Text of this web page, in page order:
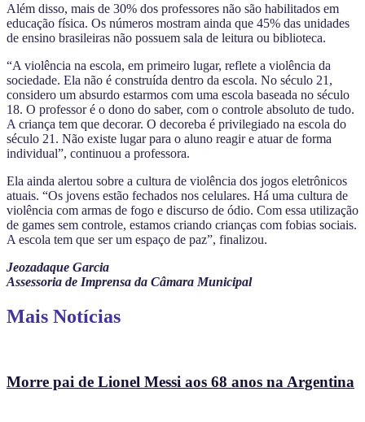
Além disso, mais de 30% dos professores não são habilitados em
educação física. Os números mostram ainda que 45% das unidades
de ensino brasileiras não possuem sala de leitura ou biblioteca.
“A violência na escola, em primeiro lugar, reflete a violência da
sociedade. Ela não é construída dentro da escola. No século 21,
considero um absurdo estarmos com uma escola baseada no século
18. O professor é o dono do saber, com o controle absoluto de tudo.
A criança tem que decorar. O decoreba é privilegiado na escola do
século 21. Não existe lugar para o aluno reagir e atuar de forma
individual”, continuou a professora.
Ela ainda alertou sobre a cultura de violência dos jogos eletrônicos
atuais. “Os jovens estão fechados nos celulares. Há uma cultura de
violência com armas de fogo e discurso de ódio. Com essa utilização
de games sem controle, estamos criando crianças com fobias sociais.
A escola tem que ser um espaço de paz”, finalizou.
Jeozadaque Garcia
Assessoria de Imprensa da Câmara Municipal
Mais Notícias
Morre pai de Lionel Messi aos 68 anos na Argentina